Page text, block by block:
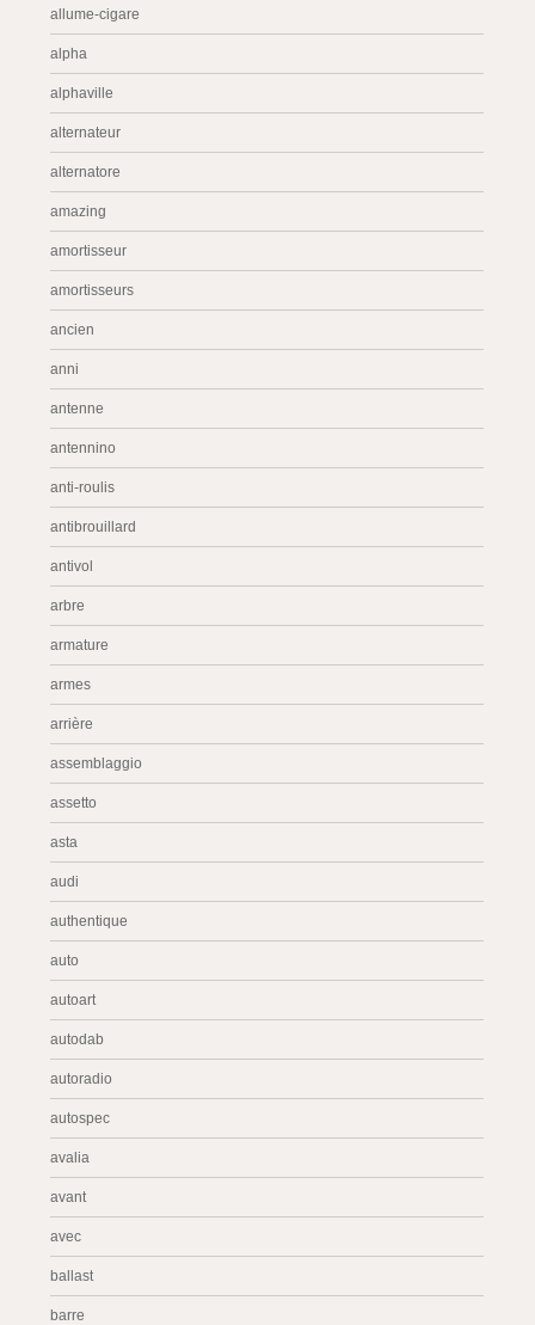
allume-cigare
alpha
alphaville
alternateur
alternatore
amazing
amortisseur
amortisseurs
ancien
anni
antenne
antennino
anti-roulis
antibrouillard
antivol
arbre
armature
armes
arrière
assemblaggio
assetto
asta
audi
authentique
auto
autoart
autodab
autoradio
autospec
avalia
avant
avec
ballast
barre